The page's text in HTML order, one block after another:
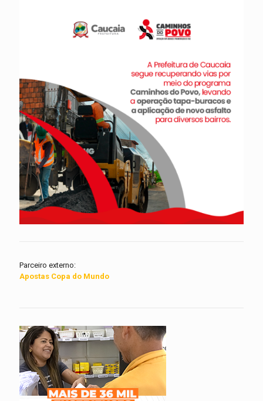
Parceiro externo:
Apostas Copa do Mundo